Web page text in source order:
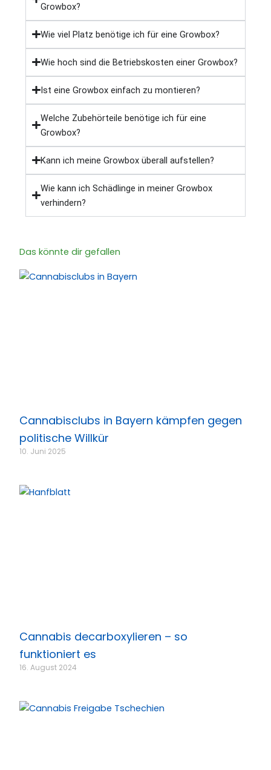
Growbox?
Wie viel Platz benötige ich für eine Growbox?
Wie hoch sind die Betriebskosten einer Growbox?
Ist eine Growbox einfach zu montieren?
Welche Zubehörteile benötige ich für eine
Growbox?
Kann ich meine Growbox überall aufstellen?
Wie kann ich Schädlinge in meiner Growbox
verhindern?
Das könnte dir gefallen
Cannabisclubs in Bayern kämpfen gegen
politische Willkür
10. Juni 2025
Cannabis decarboxylieren – so
funktioniert es
16. August 2024